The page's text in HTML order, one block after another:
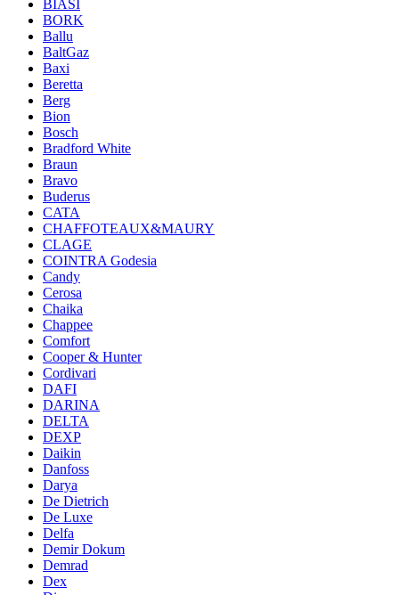
BIASI
BORK
Ballu
BaltGaz
Baxi
Beretta
Berg
Bion
Bosch
Bradford White
Braun
Bravo
Buderus
CATA
CHAFFOTEAUX&MAURY
CLAGE
COINTRA Godesia
Candy
Cerosa
Chaika
Chappee
Comfort
Cooper & Hunter
Cordivari
DAFI
DARINA
DELTA
DEXP
Daikin
Danfoss
Darya
De Dietrich
De Luxe
Delfa
Demir Dokum
Demrad
Dex